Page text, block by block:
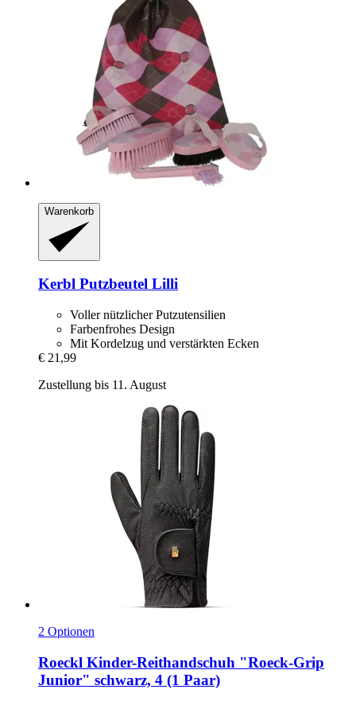
Warenkorb
Kerbl Putzbeutel Lilli
Voller nützlicher Putzutensilien
Farbenfrohes Design
Mit Kordelzug und verstärkten Ecken
€ 21,99
Zustellung bis 11. August
2 Optionen
Roeckl Kinder-​Reithandschuh "Roeck-​Grip
Junior" schwarz, 4 (1 Paar)